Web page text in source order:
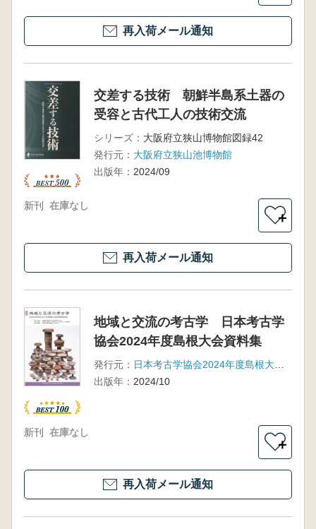
再入荷メール通知
交差する技術 朝鮮半島系土器の
受容と古代工人の技術交流
シリーズ： 大阪府立狭山博物館図録42
発行元： 大阪府立狭山池博物館
出版年： 2024/09
新刊 在庫なし
＋
再入荷メール通知
地域と交流の考古学 日本考古学
協会2024年度島根大会資料集
発行元：
日本考古学協会2024年度島根大会実行委員会
出版年： 2024/10
新刊 在庫なし
＋
再入荷メール通知